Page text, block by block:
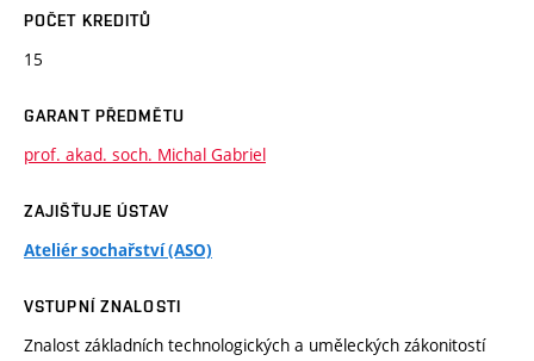
POČET KREDITŮ
15
GARANT PŘEDMĚTU
prof. akad. soch. Michal Gabriel
ZAJIŠŤUJE ÚSTAV
Ateliér sochařství (ASO)
VSTUPNÍ ZNALOSTI
Znalost základních technologických a uměleckých zákonitostí